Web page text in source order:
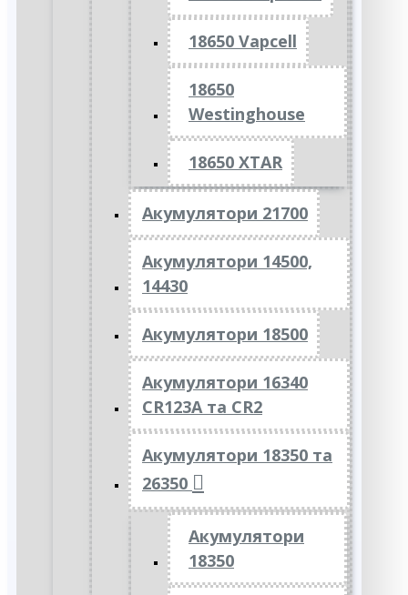
18650 Vapcell
18650
Westinghouse
18650 XTAR
Акумулятори 21700
Акумулятори 14500,
14430
Акумулятори 18500
Акумулятори 16340
CR123A та CR2
Акумулятори 18350 та
26350
Акумулятори
18350